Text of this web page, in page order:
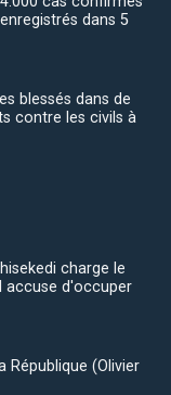
dans 5
blessés dans de
contre les civils à
charge le
accuse d'occuper
République (Olivier